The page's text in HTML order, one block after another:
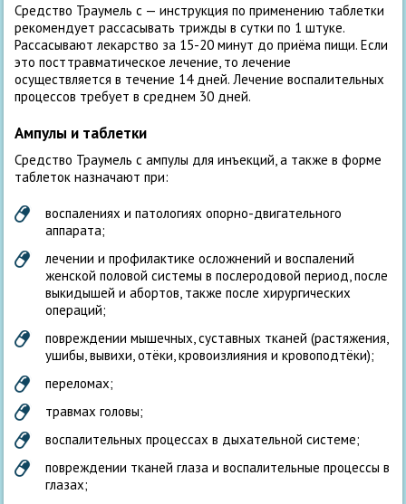
Средство Траумель с — инструкция по применению таблетки
рекомендует рассасывать трижды в сутки по 1 штуке.
Рассасывают лекарство за 15-20 минут до приёма пищи. Если
это посттравматическое лечение, то лечение
осуществляется в течение 14 дней. Лечение воспалительных
процессов требует в среднем 30 дней.
Ампулы и таблетки
Средство Траумель с ампулы для инъекций, а также в форме
таблеток назначают при:
воспалениях и патологиях опорно-двигательного
аппарата;
лечении и профилактике осложнений и воспалений
женской половой системы в послеродовой период, после
выкидышей и абортов, также после хирургических
операций;
повреждении мышечных, суставных тканей (растяжения,
ушибы, вывихи, отёки, кровоизлияния и кровоподтёки);
переломах;
травмах головы;
воспалительных процессах в дыхательной системе;
повреждении тканей глаза и воспалительные процессы в
глазах;